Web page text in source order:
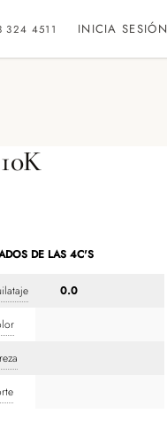
324 4511 INICIA SESIÓN
DE LAS 4C'S
0.0